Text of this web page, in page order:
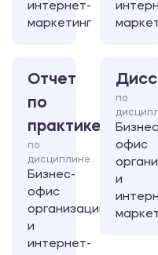
интернет-
маркетинг
Отчет
по
практике
по
дисциплине
Бизнес-
офис
организации
и
интернет-
по
офис
и